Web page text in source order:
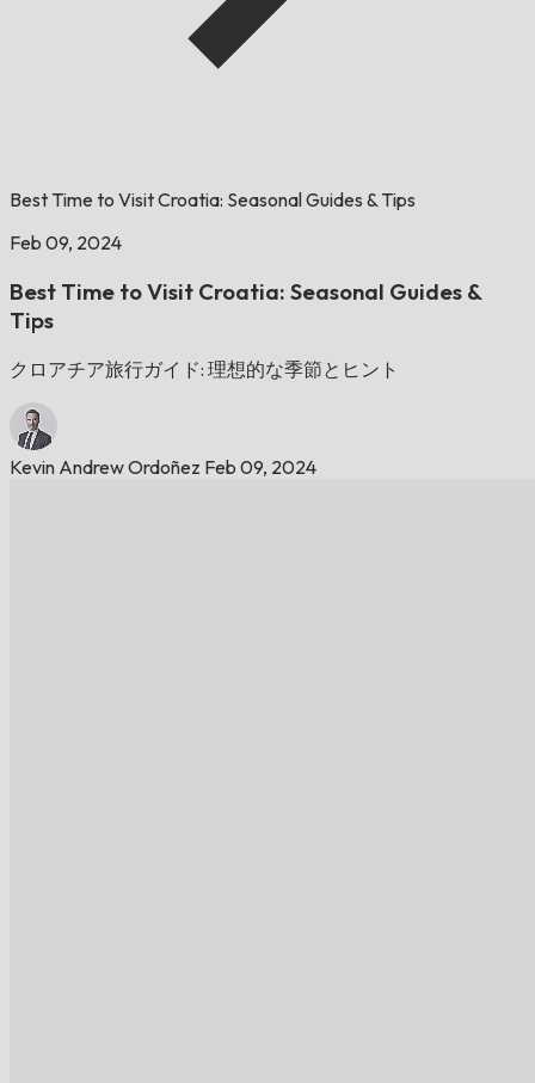
Best Time to Visit Croatia: Seasonal Guides & Tips
Feb 09, 2024
Best Time to Visit Croatia: Seasonal Guides &
Tips
クロアチア旅行ガイド: 理想的な季節とヒント
Kevin Andrew Ordoñez Feb 09, 2024